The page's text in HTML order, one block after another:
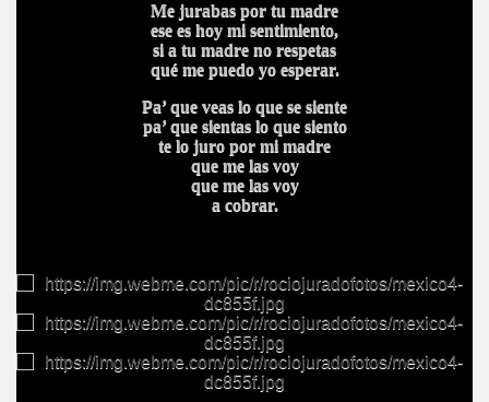
Me jurabas por tu madre
ese es hoy mi sentimiento,
si a tu madre no respetas
qué me puedo yo esperar.
Pa’ que veas lo que se siente
pa’ que sientas lo que siento
te lo juro por mi madre
que me las voy
que me las voy
a cobrar.